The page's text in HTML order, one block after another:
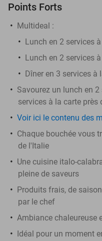
Points Forts
Multideal :
Lunch en 2 services
Lunch en 2 services
Dîner en 3 services à
Savourez un lunch en
services à la carte près
Voir ici le contenu des
Chaque bouchée vous
de l'Italie
Une cuisine italo-
pleine de saveurs
Produits frais, de
par le chef
Ambiance chaleureuse
Idéal pour un moment